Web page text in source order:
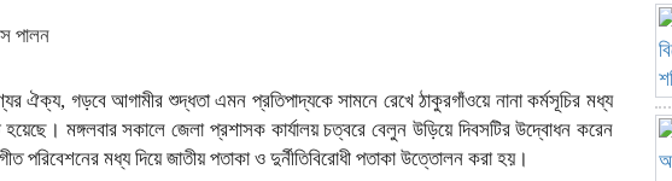
ঐক্য, গড়বে আগামীর শুদ্ধতা এমন প্রতিপাদ্যকে সামনে রেখে ঠাকুরগাঁওয়ে নানা কর্মসূচির মধ্য
হয়েছে। মঙ্গলবার সকালে জেলা প্রশাসক কার্যালয় চত্বরে বেলুন উড়িয়ে দিবসটির উদ্বোধন করেন
পরিবেশনের মধ্য দিয়ে জাতীয় পতাকা ও দুর্নীতিবিরোধী পতাকা উত্তোলন করা হয়।